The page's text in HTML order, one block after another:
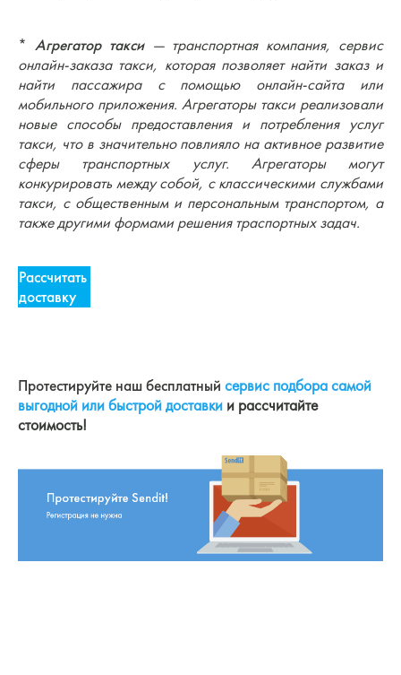
* Агрегатор такси— транспортная компания, сервис
онлайн-заказа такси, которая позволяет найти заказ и
найти пассажира с помощью онлайн-сайта или
мобильного приложения. Агрегаторы такси реализовали
новые способы предоставления и потребления услуг
такси, что в значительно повлияло на активное развитие
сферы транспортных услуг. Агрегаторы могут
конкурировать между собой, с классическими службами
такси, с общественным и персональным транспортом, а
также другими формами решения траспортных задач.
Рассчитать
доставку
Протестируйте наш бесплатный сервис подбора самой
выгодной или быстрой доставки и рассчитайте
стоимость!